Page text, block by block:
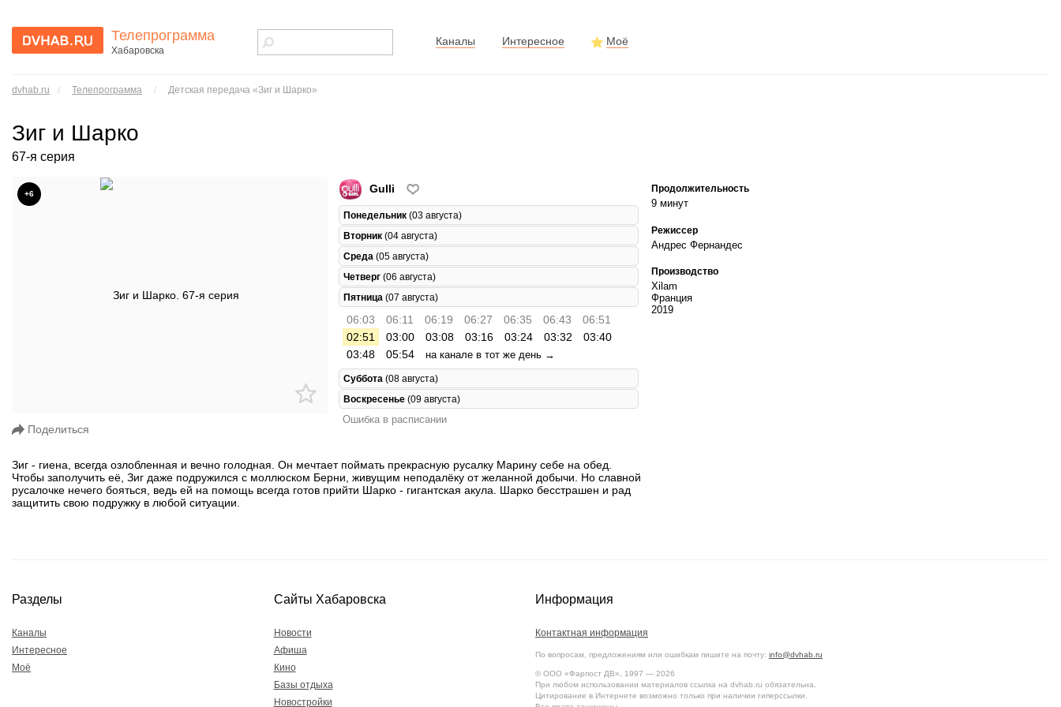
Хабаровска
Телепрограмма
Хабаровска
Каналы Интересное Моё
dvhab.ru / Телепрограмма / Детская передача «Зиг и Шарко»
Зиг и Шарко
67-я серия
+6
Поделиться
Gulli
Понедельник (03 августа)
Вторник (04 августа)
Среда (05 августа)
Четверг (06 августа)
Пятница (07 августа)
06:03 06:11 06:19 06:27 06:35 06:43
06:51
02:51
03:00 03:08 03:16 03:24 03:32
03:40
03:48
05:54 на канале в тот же день →
Суббота (08 августа)
Воскресенье (09 августа)
Ошибка в расписании
Зиг - гиена, всегда озлобленная и вечно голодная. Он мечтает поймать прекрасную русалку Марину себе на обед.
Чтобы заполучить её, Зиг даже подружился с моллюском Берни, живущим неподалёку от желанной добычи. Но славной
русалочке нечего бояться, ведь ей на помощь всегда готов прийти Шарко - гигантская акула. Шарко бесстрашен и рад
защитить свою подружку в любой ситуации.
Продолжительность
9 минут
Режиссер
Андрес Фернандес
Производство
Xilam
Франция
2019
Разделы
Каналы
Интересное
Моё
Сайты Хабаровска
Новости
Афиша
Кино
Базы отдыха
Новостройки
Информация
Контактная информация
По вопросам, предложениям или ошибкам пишите на почту: info@dvhab.ru
© ООО «Фарпост ДВ», 1997 — 2026
При любом использовании материалов ссылка на dvhab.ru обязательна.
Цитирование в Интернете возможно только при наличии гиперссылки.